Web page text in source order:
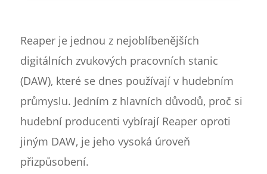
Reaper je jednou z nejoblíbenějších
digitálních zvukových pracovních stanic
(DAW), které se dnes používají v hudebním
průmyslu. Jedním z hlavních důvodů, proč si
hudební producenti vybírají Reaper oproti
jiným DAW, je jeho vysoká úroveň
přizpůsobení.